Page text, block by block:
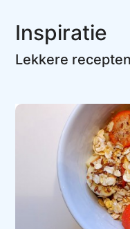
Inspiratie
Lekkere